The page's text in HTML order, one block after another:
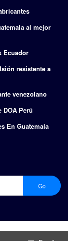
al mejor
Ecuador
resistente a
venezolano
Perú
En Guatemala
Go